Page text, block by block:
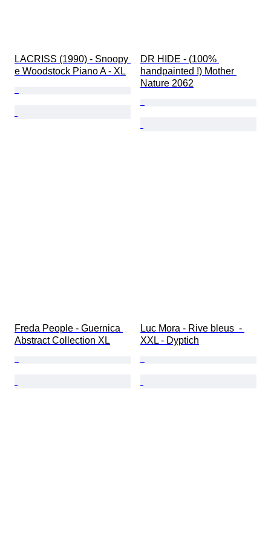
LACRISS (1990) - Snoopy
e Woodstock Piano A - XL
DR HIDE - (100%
handpainted !) Mother
Nature 2062
Freda People - Guernica
Abstract Collection XL
Luc Mora - Rive bleus  -
XXL - Dyptich